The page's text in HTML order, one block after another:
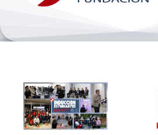
Investigación
Extension y desarrollo